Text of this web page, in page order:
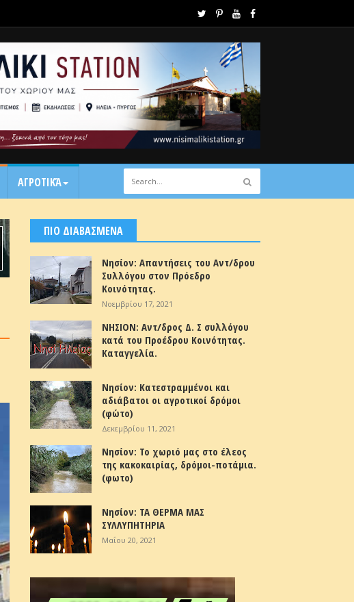
ΑΓΡΟΤΙΚΆ
ΠΙΟ ΔΙΑΒΑΣΜΕΝΑ
Νησίον: Απαντήσεις του Αντ/δρου
Συλλόγου στον Πρόεδρο
Κοινότητας.
Νοεμβρίου 17, 2021
ΝΗΣΙΟΝ: Αντ/δρος Δ. Σ συλλόγου
κατά του Προέδρου Κοινότητας.
Καταγγελία.
Νησίον: Κατεστραμμένοι και
αδιάβατοι οι αγροτικοί δρόμοι
(φώτο)
Δεκεμβρίου 11, 2021
Νησίον: Το χωριό μας στο έλεος
της κακοκαιρίας, δρόμοι-ποτάμια.
(φωτο)
Νησίον: ΤΑ ΘΕΡΜΑ ΜΑΣ
ΣΥΛΛΥΠΗΤΗΡΙΑ
Μαΐου 20, 2021